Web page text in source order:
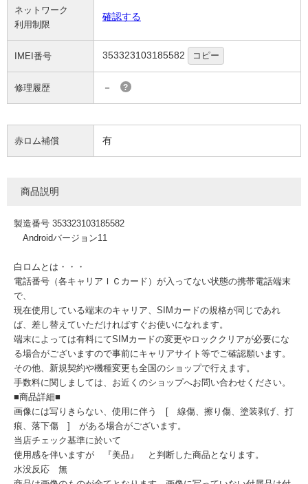
ネットワーク
利用制限
確認する
IMEI番号 353323103185582 コピー
修理履歴 － ?
赤ロム補償 有
商品説明
製造番号 353323103185582
Androidバージョン11
白ロムとは・・・
電話番号（各キャリアＩＣカード）が入ってない状態の携帯電話端末
で、
現在使用している端末のキャリア、SIMカードの規格が同じであれ
ば、差し替えていただければすぐお使いになれます。
端末によっては有料にてSIMカードの変更やロッククリアが必要にな
る場合がございますので事前にキャリアサイト等でご確認願います。
その他、新規契約や機種変更も全国のショップで行えます。
手数料に関しましては、お近くのショップへお問い合わせください。
■商品詳細■
画像には写りきらない、使用に伴う [ 線傷、擦り傷、塗装剥げ、打
痕、落下傷 ] がある場合がございます。
当店チェック基準に於いて
使用感を伴いますが 『美品』 と判断した商品となります。
水没反応 無